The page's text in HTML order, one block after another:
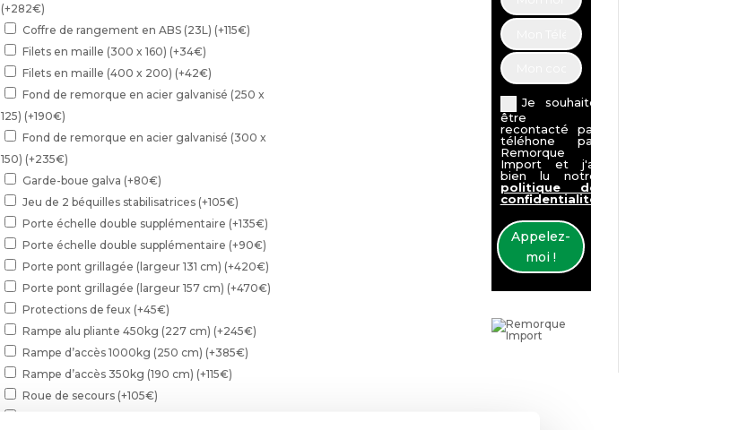
(+282€)
Coffre de rangement en ABS (23L) (+115€)
Filets en maille (300 x 160) (+34€)
Filets en maille (400 x 200) (+42€)
Fond de remorque en acier galvanisé (250 x
125) (+190€)
Fond de remorque en acier galvanisé (300 x
150) (+235€)
Garde-boue galva (+80€)
Jeu de 2 béquilles stabilisatrices (+105€)
Porte échelle double supplémentaire (+135€)
Porte échelle double supplémentaire (+90€)
Porte pont grillagée (largeur 131 cm) (+420€)
Porte pont grillagée (largeur 157 cm) (+470€)
Protections de feux (+45€)
Rampe alu pliante 450kg (227 cm) (+245€)
Rampe d’accès 1000kg (250 cm) (+385€)
Rampe d’accès 350kg (190 cm) (+115€)
Roue de secours (+105€)
Je souhaite
être
recontacté par
téléhone par
Remorque
Import et j'ai
bien lu notre
politique de
confidentialité
Appelez-
moi !